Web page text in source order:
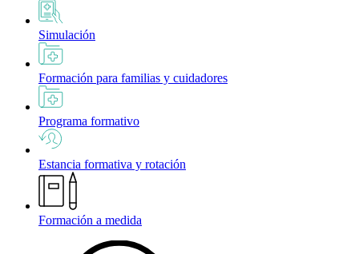
Simulación
Formación para familias y cuidadores
Programa formativo
Estancia formativa y rotación
Formación a medida